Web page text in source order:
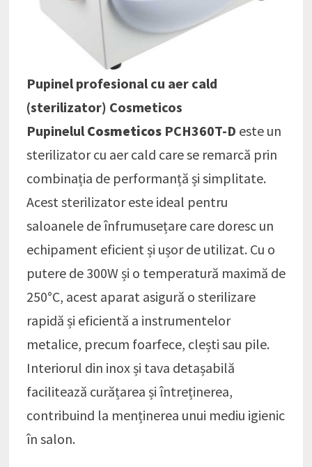
Pupinel profesional cu aer cald
(sterilizator) Cosmeticos
Pupinelul Cosmeticos PCH360T-D este un
sterilizator cu aer cald care se remarcă prin
combinația de performanță și simplitate.
Acest sterilizator este ideal pentru
saloanele de înfrumusețare care doresc un
echipament eficient și ușor de utilizat. Cu o
putere de 300W și o temperatură maximă de
250°C, acest aparat asigură o sterilizare
rapidă și eficientă a instrumentelor
metalice, precum foarfece, clești sau pile.
Interiorul din inox și tava detașabilă
facilitează curățarea și întreținerea,
contribuind la menținerea unui mediu igienic
în salon.